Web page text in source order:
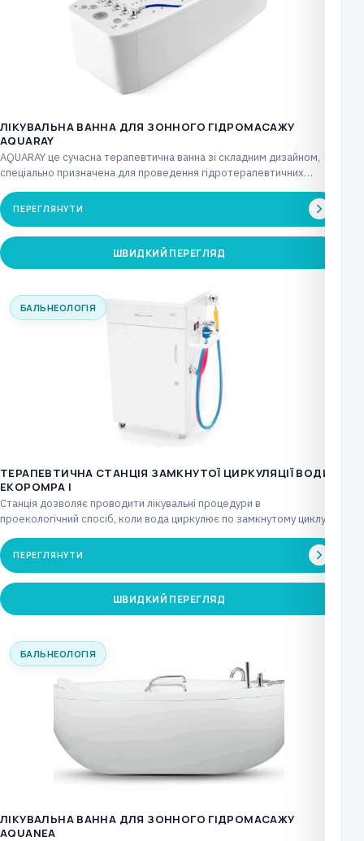
ЛІКУВАЛЬНА ВАННА ДЛЯ ЗОННОГО ГІДРОМАСАЖУ
AQUARAY
AQUARAY це сучасна терапевтична ванна зі складним дизайном,
спеціально призначена для проведення гідротерапевтичних
ПЕРЕГЛЯНУТИ
ШВИДКИЙ ПЕРЕГЛЯД
БАЛЬНЕОЛОГІЯ
ТЕРАПЕВТИЧНА СТАНЦІЯ ЗАМКНУТОЇ ЦИРКУЛЯЦІЇ ВОДИ
EKOPOMPA І
Станція дозволяє проводити лікувальні процедури в
проекологічний спосіб, коли вода циркулює по замкнутому циклу,
ПЕРЕГЛЯНУТИ
ШВИДКИЙ ПЕРЕГЛЯД
БАЛЬНЕОЛОГІЯ
ЛІКУВАЛЬНА ВАННА ДЛЯ ЗОННОГО ГІДРОМАСАЖУ
AQUANEA